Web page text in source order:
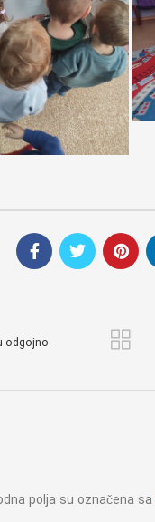
odgojno-
polja su označena sa